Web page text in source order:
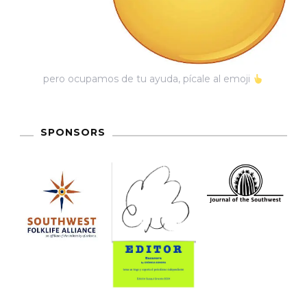
pero ocupamos de tu ayuda, pícale al emoji
SPONSORS